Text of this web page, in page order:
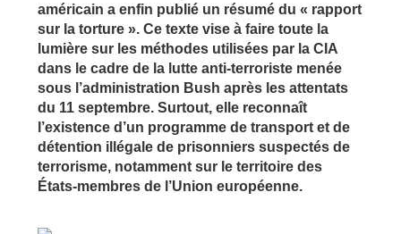
américain a enfin publié un résumé du « rapport
sur la torture ». Ce texte vise à faire toute la
lumière sur les méthodes utilisées par la CIA
dans le cadre de la lutte anti-terroriste menée
sous l’administration Bush après les attentats
du 11 septembre. Surtout, elle reconnaît
l’existence d’un programme de transport et de
détention illégale de prisonniers suspectés de
terrorisme, notamment sur le territoire des
États-membres de l’Union européenne.